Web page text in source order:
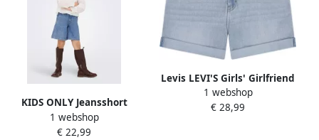
KIDS ONLY Jeansshort
KOGCOMET WIDE LONG
SHORTS DNM DIA NOOS
1 webshop
€ 22,99
Levis LEVI'S Girls' Girlfriend
Shorts Junior Blue
1 webshop
€ 28,99